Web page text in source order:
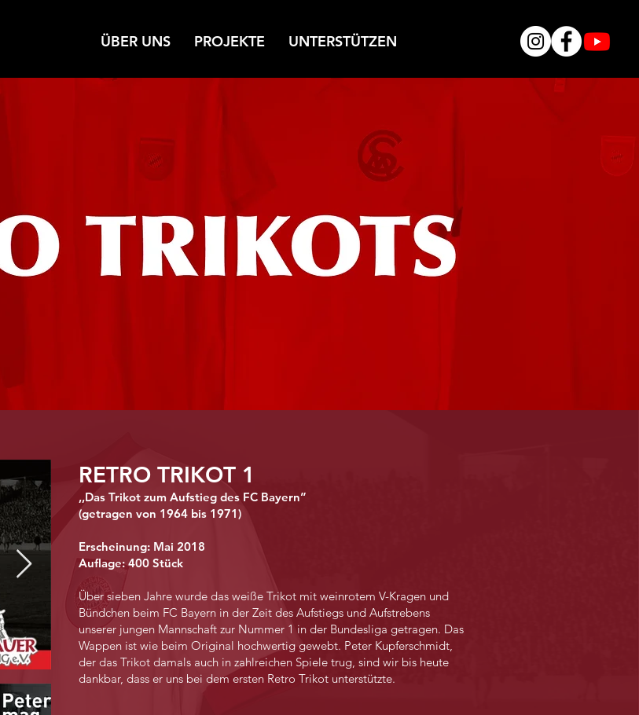
ÜBER UNS PROJEKTE UNTERSTÜTZEN
RETRO TRIKOT 1
,,Das Trikot zum Aufstieg des FC Bayern”
(getragen von 1964 bis 1971)
Erscheinung: Mai 2018
Auflage: 400 Stück
Über sieben Jahre wurde das weiße Trikot mit weinrotem V-Kragen und
Bündchen beim FC Bayern in der Zeit des Aufstiegs und Aufstrebens
unserer jungen Mannschaft zur Nummer 1 in der Bundesliga getragen. Das
Wappen ist wie beim Original hochwertig gewebt. Peter Kupferschmidt,
der das Trikot damals auch in zahlreichen Spiele trug, sind wir bis heute
dankbar, dass er uns bei dem ersten Retro Trikot unterstützte.